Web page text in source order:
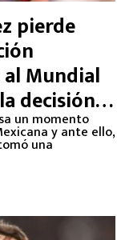
pierde
Mundial
decisión
un momento
y ante ello,
una